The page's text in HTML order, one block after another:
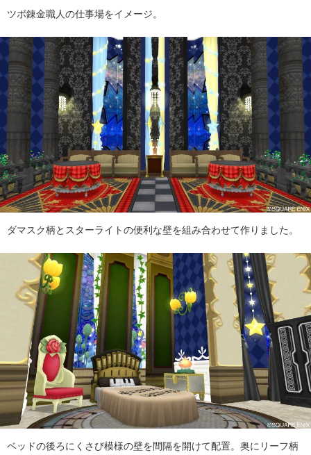
ツボ錬金職人の仕事場をイメージ。
ダマスク柄とスターライトの便利な壁を組み合わせて作りました。
ベッドの後ろにくさび模様の壁を間隔を開けて配置。奥にリーフ柄